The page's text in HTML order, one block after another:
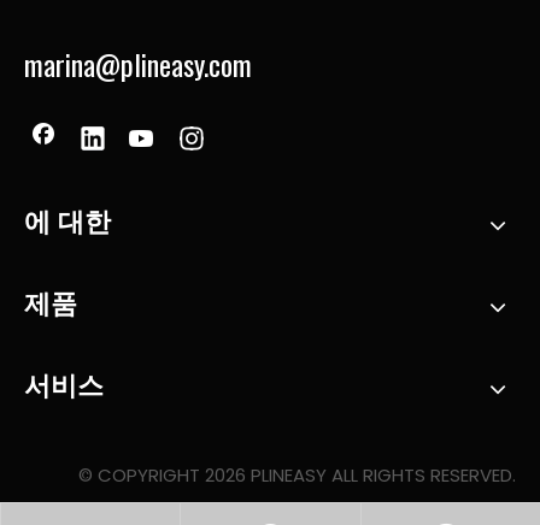
marina@plineasy.com
에 대한
제품
서비스
© COPYRIGHT 2026 PLINEASY ALL RIGHTS RESERVED.